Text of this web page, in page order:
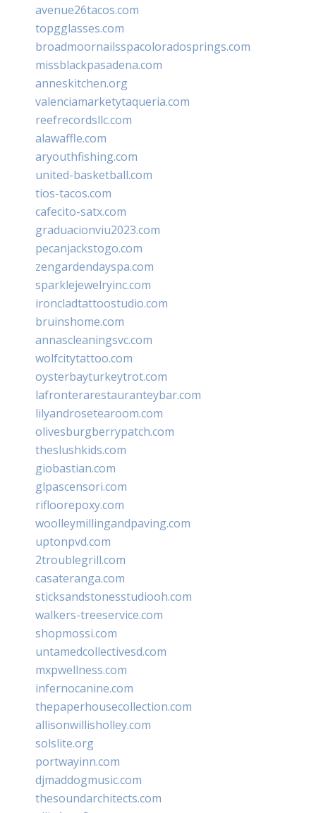
avenue26tacos.com
topgglasses.com
broadmoornailsspacoloradosprings.com
missblackpasadena.com
anneskitchen.org
valenciamarketytaqueria.com
reefrecordsllc.com
alawaffle.com
aryouthfishing.com
united-basketball.com
tios-tacos.com
cafecito-satx.com
graduacionviu2023.com
pecanjackstogo.com
zengardendayspa.com
sparklejewelryinc.com
ironcladtattoostudio.com
bruinshome.com
annascleaningsvc.com
wolfcitytattoo.com
oysterbayturkeytrot.com
lafronterarestauranteybar.com
lilyandrosetearoom.com
olivesburgberrypatch.com
theslushkids.com
giobastian.com
glpascensori.com
rifloorepoxy.com
woolleymillingandpaving.com
uptonpvd.com
2troublegrill.com
casateranga.com
sticksandstonesstudiooh.com
walkers-treeservice.com
shopmossi.com
untamedcollectivesd.com
mxpwellness.com
infernocanine.com
thepaperhousecollection.com
allisonwillisholley.com
solslite.org
portwayinn.com
djmaddogmusic.com
thesoundarchitects.com